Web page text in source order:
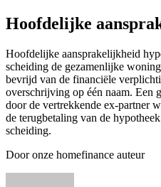
Hoofdelijke
Hoofdelijke aansprakelijkheid
scheiding de gezamenlijke
bevrijd van de financiële
overschrijving op één naam. Een
door de vertrekkende ex-partner
de terugbetaling van de
scheiding.
Door onze homefinance auteur